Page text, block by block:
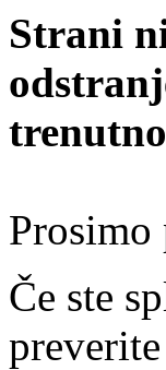
Strani
Prosimo
Če ste